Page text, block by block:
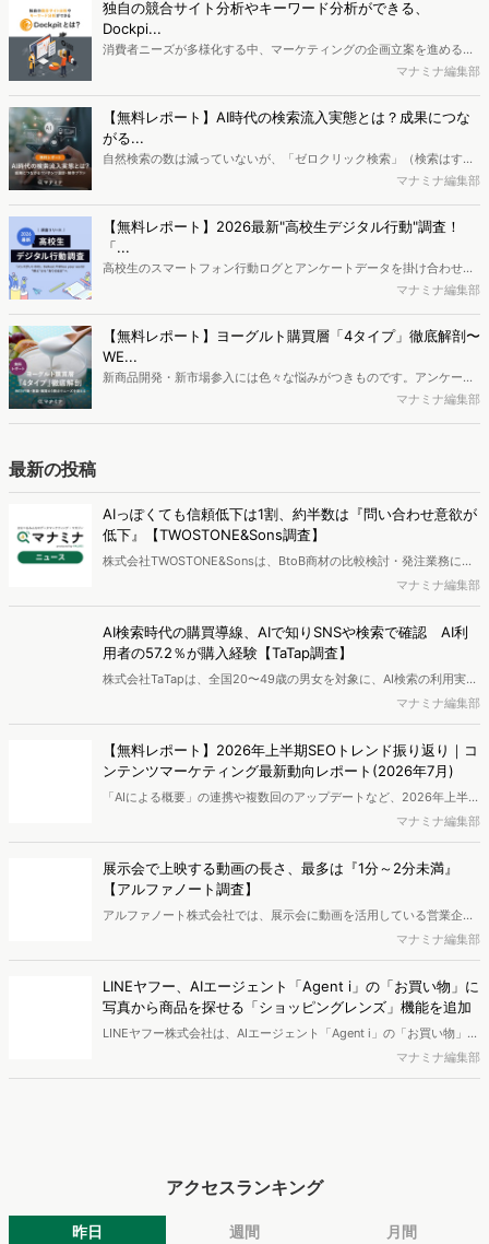
に顧客に向き合ったモノづくりのための「顧客理解」です。本講演で
は、TimeTreeの予定データと、検索データに基づく顧客理解につい
て、対談しました。
独自の競合サイト分析やキーワード分析ができる、
Dockpi...
消費者ニーズが多様化する中、マーケティングの企画立案を進める上
で、競合分析や消費者分析の重要性がより高まっています。Web行動
データを活用し、Web上の消費者行動を起点とした競合サイト分析や
消費者分析が可能です。今回はDockpitならではの利便性の高い機能
や活用方法を解説します。
マナミナ編集部
【無料レポート】AI時代の検索流入実態とは？成果につな
がる...
自然検索の数は減っていないが、「ゼロクリック検索」（検索はする
がページには流入しない）の割合が増加しているのが、AI時代の検索
か、また、要因を理解した上で、成果に確実につながるコンテンツを
制作するにはどうするべきなのでしょうか。本レポートはこのような
疑問をお抱えのSEO・Webマーケティングご担当者様におすすめの内
容となっています。※本レポートは記事のフォームから無料でダウン
マナミナ編集部
【無料レポート】2026最新"高校生デジタル行動"調査！
「...
高校生のスマートフォン行動ログとアンケートデータを掛け合わせ、
最新の若年層（高校生）におけるデジタル行動実態やSNSの利用傾向
ち、スマートフォンを取り巻く環境が成熟するなか、新興SNSの台頭
により高校生のデジタルライフスタイルは新たな変化を見せていま
す。※資料は記事内の入力フォームより、ダウンロードいただけま
マナミナ編集部
【無料レポート】ヨーグルト購買層「4タイプ」徹底解剖〜
WE...
新商品開発・新市場参入には色々な悩みがつきものです。アンケート
調査を実施しても、購買実態が不透明、新商品の受容性も判断しきれ
ポートとなっています。※本レポートは記事のフォームから無料でダ
ウンロードできます。
マナミナ編集部
最新の投稿
AIっぽくても信頼低下は1割、約半数は『問い合わせ意欲が
低下』【TWOSTONE&Sons調査】
株式会社TWOSTONE&Sonsは、BtoB商材の比較検討・発注業務に携
わる担当者を対象に、コンテンツのAIっぽさに関する意識調査を実施
マナミナ編集部
AI検索時代の購買導線、AIで知りSNSや検索で確認 AI利
用者の57.2％が購入経験【TaTap調査】
株式会社TaTapは、全国20〜49歳の男女を対象に、AI検索の利用実態
と、AIで知った商品をどこで確かめているかを調査し、結果を公開し
マナミナ編集部
【無料レポート】2026年上半期SEOトレンド振り返り｜コ
ンテンツマーケティング最新動向レポート(2026年7月)
「AIによる概要」の連携や複数回のアップデートなど、2026年上半期
のSEO領域には変化がありました。また生成AI利用は約1.6倍に伸長
ザーの選択肢の多様化が進んでいます。WebマーケターやSEO担当者
必見の2026年上半期概要です。※本レポートは記事のフォームから無
料でDLできます。また、レポートをDLしていただいた方には特典も
ご用意しております。
マナミナ編集部
展示会で上映する動画の長さ、最多は『1分～2分未満』
【アルファノート調査】
アルファノート株式会社では、展示会に動画を活用している営業企
画・マーケティング担当者を対象に、展示会における動画活用の実態
マナミナ編集部
LINEヤフー、AIエージェント「Agent i」の「お買い物」に
写真から商品を探せる「ショッピングレンズ」機能を追加
LINEヤフー株式会社は、AIエージェント「Agent i」の「お買い物」エ
ージェントにおいて、写真から商品を探せる「ショッピングレンズ」
マナミナ編集部
アクセスランキング
昨日 週間 月間